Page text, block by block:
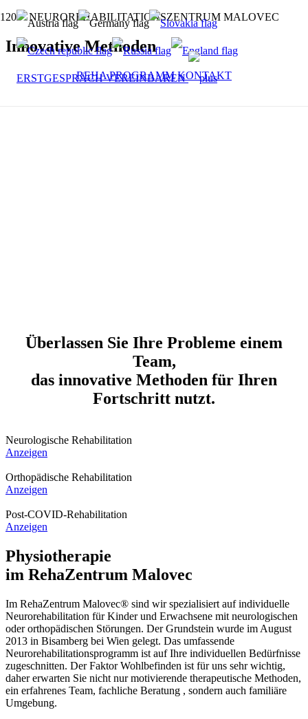
ERSTGESPRÄCH VEREINBAREN
NEUROREHABILITATIONSZENTRUM MALOVEC
Innovative Methoden
REHA PROGRAMM KONTAKT
Überlassen Sie Ihre Probleme einem
Team,
das innovative Methoden für Ihren
Fortschritt nutzt.
Neurologische Rehabilitation
Anzeigen
Orthopädische Rehabilitation
Anzeigen
Post-COVID-Rehabilitation
Anzeigen
Physiotherapie
im RehaZentrum Malovec
Im RehaZentrum Malovec® sind wir spezialisiert auf individuelle
Neurorehabilitation für Kinder und Erwachsene mit neurologischen
oder orthopädischen Störungen. Der Grundstein wurde im August
2013 in Bisamberg bei Wien gelegt. Das umfassende
Neurorehabilitationsprogramm ist auf Ihre individuellen Bedürfnisse
zugeschnitten. Der Faktor Wohlbefinden ist für uns sehr wichtig,
daher erwarten Sie nicht nur motivierende therapeutische Methoden,
ein erfahrenes Team, fachliche Beratung , sondern auch familiäre
Umgebung.